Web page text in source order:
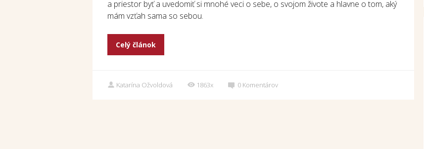
a priestor byť a uvedomiť si mnohé veci o sebe, o svojom živote a hlavne o tom, aký
mám vzťah sama so sebou.
Celý článok
Katarína Ožvoldová 1863x 0 Komentárov